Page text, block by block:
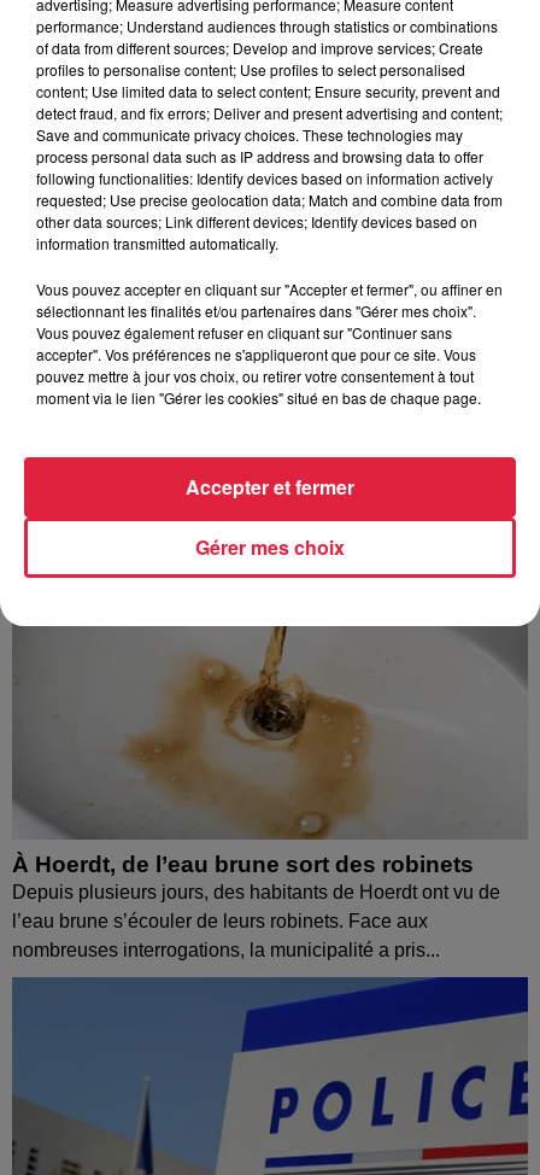
6 août 2026
Tags antisémites à Strasbourg :
Catherine Trautmann réagit
6 août 2026
Au zoo de Mulhouse : rencontre
avec les flamants rouges
À découvrir également
À Hoerdt, de l’eau brune sort des robinets
Depuis plusieurs jours, des habitants de Hoerdt ont vu de
l’eau brune s’écouler de leurs robinets. Face aux
nombreuses interrogations, la municipalité a pris...
performance; Understand audiences through statistics or combinations
of data from different sources; Develop and improve services; Create
profiles to personalise content; Use profiles to select personalised
content; Use limited data to select content; Ensure security, prevent and
detect fraud, and fix errors; Deliver and present advertising and content;
Save and communicate privacy choices. These technologies may
process personal data such as IP address and browsing data to offer
following functionalities: Identify devices based on information actively
requested; Use precise geolocation data; Match and combine data from
other data sources; Link different devices; Identify devices based on
information transmitted automatically.
Vous pouvez accepter en cliquant sur "Accepter et fermer", ou affiner en
sélectionnant les finalités et/ou partenaires dans "Gérer mes choix".
Vous pouvez également refuser en cliquant sur "Continuer sans
accepter". Vos préférences ne s'appliqueront que pour ce site. Vous
pouvez mettre à jour vos choix, ou retirer votre consentement à tout
moment via le lien "Gérer les cookies" situé en bas de chaque page.
Gérer mes choix
Accepter et fermer